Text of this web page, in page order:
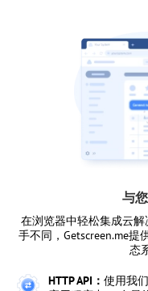
与
在浏览器中轻松集成云
手不同，Getscreen.me
态
HTTP API： 使用我